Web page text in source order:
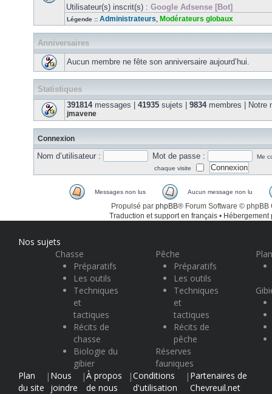
Utilisateur(s) inscrit(s) : Google Adsense [Bot]
Légende :: Administrateurs Modérateurs globaux
Anniversaires
Aucun membre ne fête son anniversaire aujourd’hui.
Statistiques
391814messages | 41935 sujets | 9834membres | Notre
jmavene
Connexion
Nom d’utilisateur : Mot de passe :
Me
chaque visite
Messages non lus Aucun message non lu
Propulsé par phpBB® Forum Software © phpBB
Traduction et support en français • Hébergement
Nos sujets
Chasse
Préparatifs
Les outils
Techniques
et
tactiques
Récits de
chasse
Biologie du
gibier
Pêche
Préparatifs
Les outils
Techniques
et
tactiques
Récits de
pêche
Réserves
fauniques
Plan
du site
| Nous
joindre
|À propos
de nous
|Conditions
d'utilisation
| Partenaires de
Chevreuil.net